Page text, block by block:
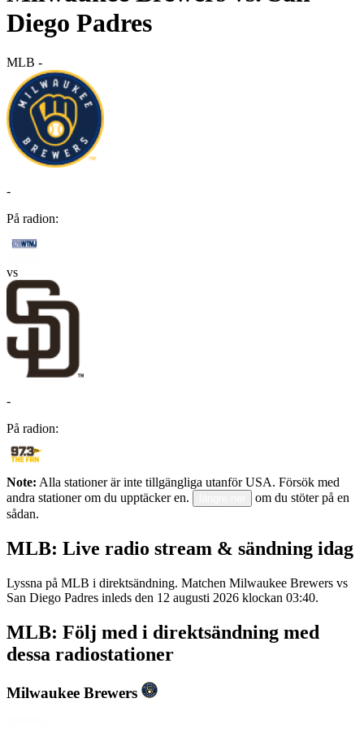
Diego Padres
MLB -
-
På radion:
vs
-
På radion:
Note: Alla stationer är inte tillgängliga utanför USA. Försök med
andra stationer om du upptäcker en.
om du stöter på en
sådan.
MLB: Live radio stream & sändning idag
Lyssna på MLB i direktsändning. Matchen Milwaukee Brewers vs
San Diego Padres inleds den 12 augusti 2026 klockan 03:40.
MLB: Följ med i direktsändning med
dessa radiostationer
Milwaukee Brewers